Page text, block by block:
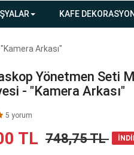
KAFE
Arkası"
Yönetmen Seti
- "Kamera Arkası"
5 yorum
TL 748,75 TL